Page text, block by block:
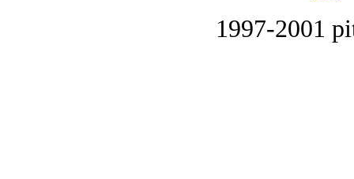
1997-2001